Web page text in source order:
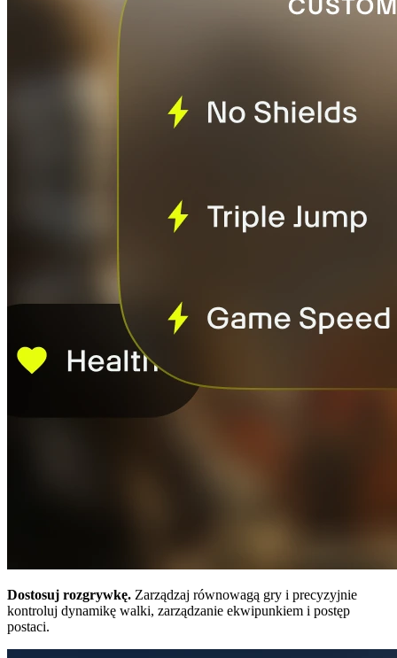
Dostosuj rozgrywkę. Zarządzaj równowagą gry i precyzyjnie
kontroluj dynamikę walki, zarządzanie ekwipunkiem i postęp
postaci.